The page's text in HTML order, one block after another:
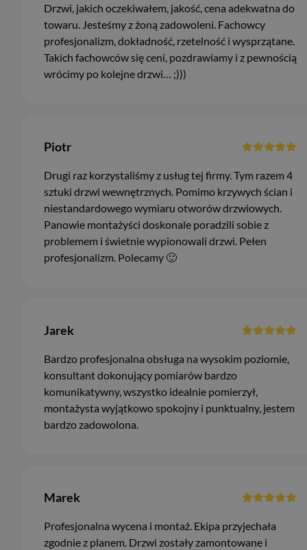
Drzwi, jakich oczekiwałem, jakość, cena adekwatna do
towaru. Jesteśmy z żoną zadowoleni. Fachowcy
profesjonalizm, dokładność, rzetelność i wysprzątane.
Takich fachowców się ceni, pozdrawiamy i z pewnością
wrócimy po kolejne drzwi… ;)))
Piotr
Drugi raz korzystaliśmy z usług tej firmy. Tym razem 4
sztuki drzwi wewnętrznych. Pomimo krzywych ścian i
niestandardowego wymiaru otworów drzwiowych.
Panowie montażyści doskonale poradzili sobie z
problemem i świetnie wypionowali drzwi. Pełen
profesjonalizm. Polecamy 🙂
Jarek
Bardzo profesjonalna obsługa na wysokim poziomie,
konsultant dokonujący pomiarów bardzo
komunikatywny, wszystko idealnie pomierzył,
montażysta wyjątkowo spokojny i punktualny, jestem
bardzo zadowolona.
Marek
Profesjonalna wycena i montaż. Ekipa przyjechała
zgodnie z planem. Drzwi zostały zamontowane i